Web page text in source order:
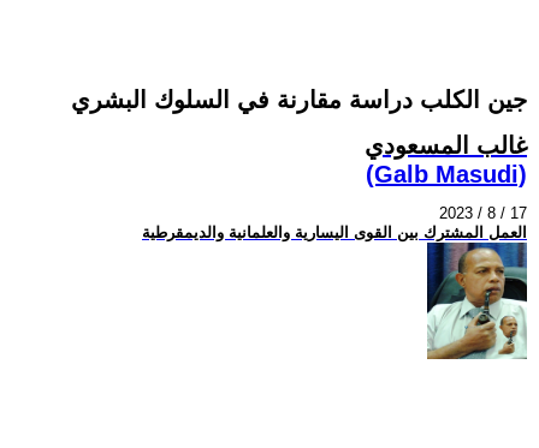
جين الكلب دراسة مقارنة في السلوك البشري
غالب المسعودي
(Galb Masudi)
2023 / 8 / 17
العمل المشترك بين القوى اليسارية والعلمانية والديمقرطية